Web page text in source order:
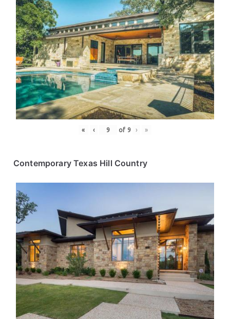
« ‹ of 9 › »
Contemporary Texas Hill Country